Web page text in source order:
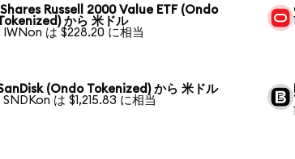
Russell 2000 Value ETF (Ondo
から 米ドル
IWNon は $228.20 に相当
(Ondo Tokenized) から 米ドル
SNDKon は $1,215.83 に相当